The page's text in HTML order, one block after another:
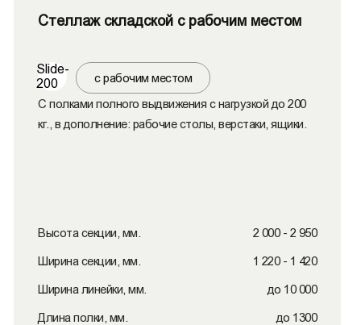
Стеллаж складской с рабочим местом
Slide-
200
с рабочим местом
С полками полного выдвижения с нагрузкой до 200
кг., в дополнение: рабочие столы, верстаки, ящики.
Высота секции, мм. 2 000 - 2 950
Ширина секции, мм. 1 220 - 1 420
Ширина линейки, мм. до 10 000
Длина полки, мм. до 1300